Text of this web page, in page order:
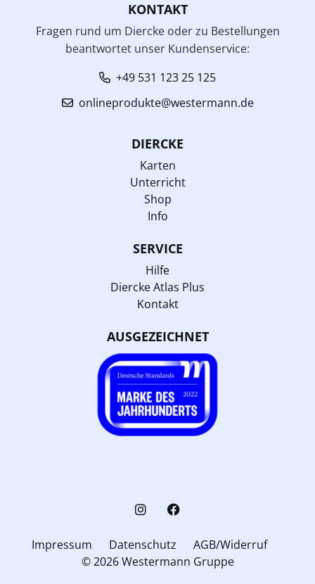
KONTAKT
Fragen rund um Diercke oder zu Bestellungen
beantwortet unser Kundenservice:
+49 531 123 25 125
onlineprodukte@westermann.de
DIERCKE
Karten
Unterricht
Shop
Info
SERVICE
Hilfe
Diercke Atlas Plus
Kontakt
AUSGEZEICHNET
Impressum Datenschutz
AGB/Widerruf
© 2026 Westermann Gruppe